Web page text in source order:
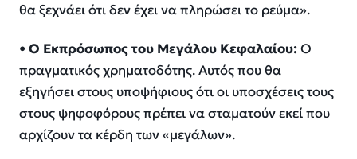
θα ξεχνάει ότι δεν έχει να πληρώσει το ρεύμα».
• Ο Εκπρόσωπος του Μεγάλου Κεφαλαίου:Ο
πραγματικός χρηματοδότης. Αυτός που θα
εξηγήσει στους υποψήφιους ότι οι υποσχέσεις τους
στους ψηφοφόρους πρέπει να σταματούν εκεί που
αρχίζουν τα κέρδη των «μεγάλων».